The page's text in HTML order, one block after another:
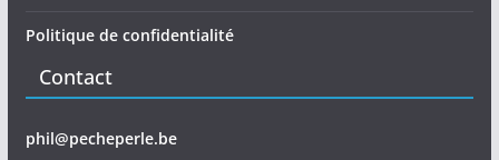
Politique de confidentialité
Contact
phil@pecheperle.be